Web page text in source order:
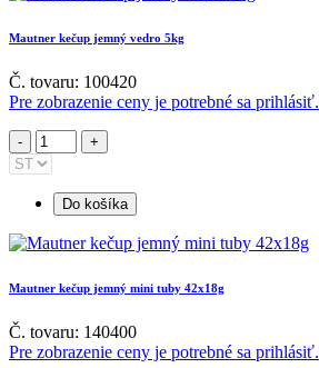
Mautner kečup jemný vedro 5kg
Č. tovaru: 100420
Pre zobrazenie ceny je potrebné sa prihlásiť.
Do košíka
Mautner kečup jemný mini tuby 42x18g
Č. tovaru: 140400
Pre zobrazenie ceny je potrebné sa prihlásiť.